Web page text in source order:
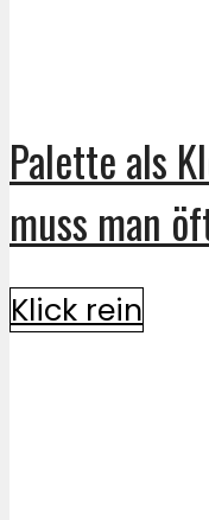
Palette als
muss man
Klick rein